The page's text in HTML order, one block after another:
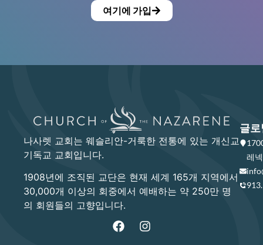
여기에 가입
나사렛 교회는 웨슬리안-거룩한 전통에 있는 개신교
기독교 교회입니다.
1908년에 조직된 교단은 현재 세계 165개 지역에서
30,000개 이상의 회중에서 예배하는 약 250만 명
의 회원들의 고향입니다.
글로
레